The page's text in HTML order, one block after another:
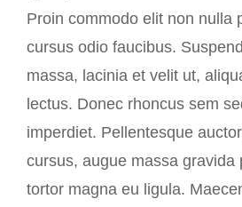
Proin commodo elit non nulla
cursus odio faucibus.
massa, lacinia et velit ut,
lectus. Donec rhoncus sem
imperdiet. Pellentesque
cursus, augue massa gravida
tortor magna eu ligula.